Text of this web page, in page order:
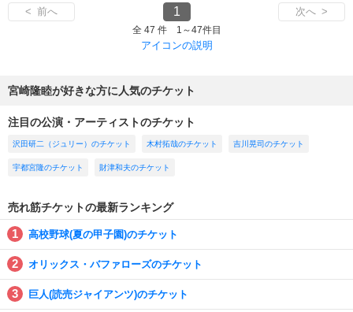
< 前へ 1 次へ >
全 47 件 1～47件目
アイコンの説明
宮崎隆睦が好きな方に人気のチケット
注目の公演・アーティストのチケット
沢田研二（ジュリー）のチケット 木村拓哉のチケット 吉川晃司のチケット
宇都宮隆のチケット 財津和夫のチケット
売れ筋チケットの最新ランキング
高校野球(夏の甲子園)のチケット
オリックス・バファローズのチケット
巨人(読売ジャイアンツ)のチケット